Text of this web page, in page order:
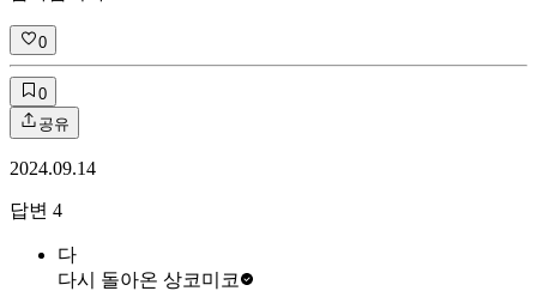
0
0
공유
2024.09.14
답변 4
다
다시 돌아온 상코미코